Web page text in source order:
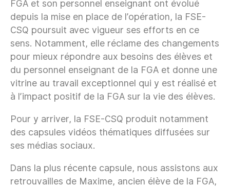
FGA et son personnel enseignant ont évolué
depuis la mise en place de l’opération, la FSE-
CSQ poursuit avec vigueur ses efforts en ce
sens. Notamment, elle réclame des changements
pour mieux répondre aux besoins des élèves et
du personnel enseignant de la FGA et donne une
vitrine au travail exceptionnel qui y est réalisé et
à l’impact positif de la FGA sur la vie des élèves.
Pour y arriver, la FSE-CSQ produit notamment
des capsules vidéos thématiques diffusées sur
ses médias sociaux.
Dans la plus récente capsule, nous assistons aux
retrouvailles de Maxime, ancien élève de la FGA,